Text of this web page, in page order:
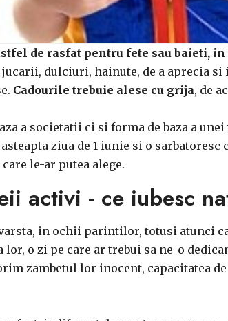
de rasfat pentru fete sau baieti,
dulciuri, hainute, de a aprecia
Cadourile trebuie alese cu grija, de
a societatii ci si forma de baza a
ziua de 1 iunie si o sarbatoresc
care le-ar putea alege.
activi - ce iubesc
in ochii parintilor, totusi atunci
o zi pe care ar trebui sa ne-o
zambetul lor inocent, capacitatea